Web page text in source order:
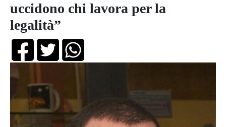
uccidono chi lavora per la
legalità”